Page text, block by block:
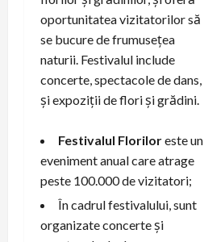
oportunitatea vizitatorilor să
se bucure de frumusețea
naturii. Festivalul include
concerte, spectacole de dans,
și expoziții de flori și grădini.
Festivalul Floriloreste un
eveniment anual care atrage
peste 100.000 de vizitatori;
În cadrul festivalului, sunt
organizate concerte și